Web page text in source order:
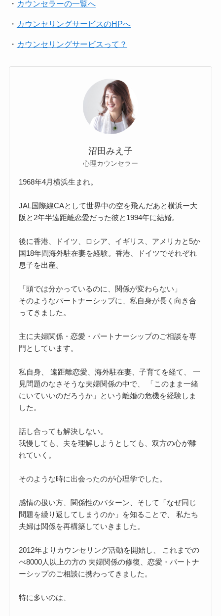
・ カウンセラーの一覧へ
・ カウンセリングサービスのHPへ
・ カウンセリングサービスって？
沼田みえ子
心理カウンセラー
1968年4月横浜生まれ。
JAL国際線CAとして世界中の空を飛んだあと横浜ー大
阪と2年半遠距離恋愛だった彼と1994年に結婚。
後に香港、ドイツ、ロシア、イギリス、アメリカと5か
国18年間海外駐在妻を経験。香港、ドイツでそれぞれ
息子を出産。
「頭では分かっているのに、関係が変わらない」
そのようなパートナーシップに、私自身が長く向き合
ってきました。
主に夫婦関係・恋愛・パートナーシップのご相談を専
門としています。
私自身、 遠距離恋愛、海外駐在妻、子育てを経て、 一
見問題のなさそうな夫婦関係の中で、 「このまま一緒
にいていいのだろうか」という離婚の危機を経験しま
した。
話し合っても解決しない。
我慢しても、夫を理解しようとしても、双方の心が離
れていく。
そのような時に出会ったのが心理学でした。
感情の扱い方、関係性のパターン、そして「なぜ同じ
問題を繰り返してしまうのか」を知ることで、 私たち
夫婦は関係を再構築していきました。
2012年よりカウンセリング活動を開始し、 これまでの
べ8000人以上の方の 夫婦関係の修復、恋愛・パートナ
ーシップのご相談に携わってきました。
特に多いのは、